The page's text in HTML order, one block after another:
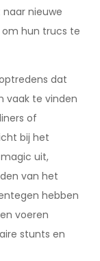
nieuwe
hun trucs te
dat
vaak te vinden
of
bij het
uit,
van het
hebben
voeren
stunts en